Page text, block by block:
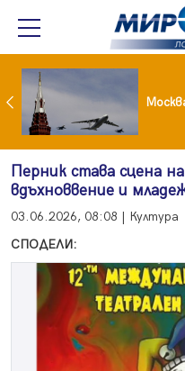
Вече не рушим само Земята: 4-тонен фрагмент на SpaceX удари луната
Перник става сцена
вдъхноввение и
03.06.2026, 08:08 | Култура
СПОДЕЛИ: